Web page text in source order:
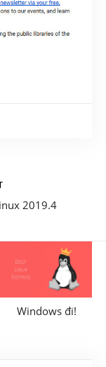
2019.4
Windows đi!